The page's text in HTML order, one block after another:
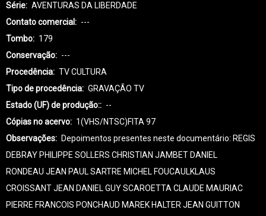
Série
AVENTURAS DA LIBERDADE
Contato comercial
---
Tombo
179
Conservação
---
Procedência
TV CULTURA
Tipo de procedência
GRAVAÇÃO TV
Estado (UF) de produção:
--
Cópias no acervo
1(VHS/NTSC)FITA 97
Observações
Depoimentos presentes neste documentário: REGIS
DEBRAY PHILIPPE SOLLERS CHRISTIAN JAMBET DANIEL
RONDEAU JEAN PAUL SARTRE MICHEL FOUCAULKLAUS
CROISSANT JEAN DANIEL GUY SCAROETTA CLAUDE MAURIAC
PIERRE FRANCOIS PONCHAUD MAREK HALTER JEAN GUITTON